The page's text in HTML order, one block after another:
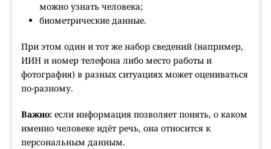
можно узнать человека;
биометрические данные.
При этом один и тот же набор сведений (например,
ИИН и номер телефона либо место работы и
фотография) в разных ситуациях может оцениваться
по-разному.
Важно: если информация позволяет понять, о каком
именно человеке идёт речь, она относится к
персональным данным.